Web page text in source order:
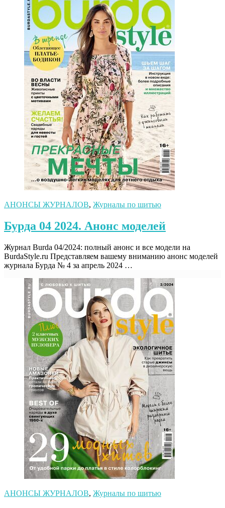
АНОНСЫ ЖУРНАЛОВ, Журналы по шитью
Бурда 04 2024. Анонс моделей
Журнал Burda 04/2024: полный анонс и все модели на
BurdaStyle.ru Представляем вашему вниманию анонс моделей
журнала Бурда № 4 за апрель 2024 …
АНОНСЫ ЖУРНАЛОВ, Журналы по шитью